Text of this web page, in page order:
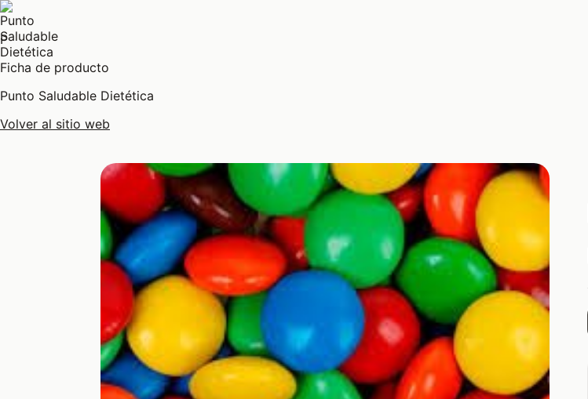
P
Ficha de producto
Punto Saludable Dietética
Volver al sitio web